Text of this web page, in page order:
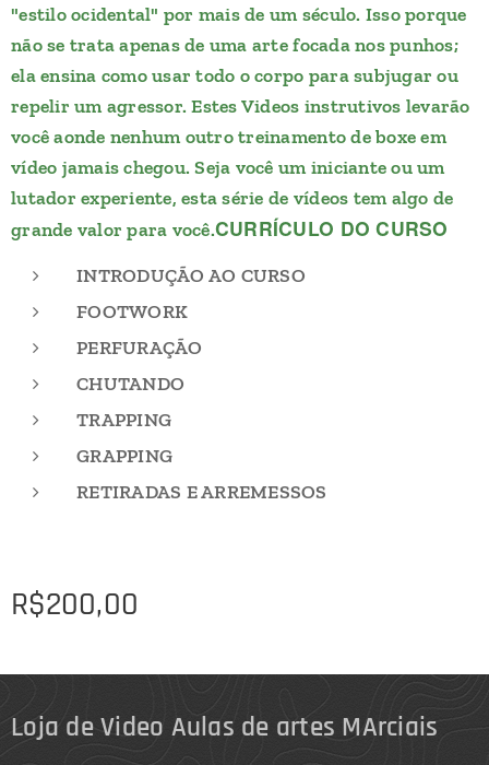
"estilo ocidental" por mais de um século. Isso porque
não se trata apenas de uma arte focada nos punhos;
ela ensina como usar todo o corpo para subjugar ou
repelir um agressor. Estes Videos instrutivos levarão
você aonde nenhum outro treinamento de boxe em
vídeo jamais chegou. Seja você um iniciante ou um
lutador experiente, esta série de vídeos tem algo de
grande valor para você.CURRÍCULO DO CURSO
INTRODUÇÃO AO CURSO
FOOTWORK
PERFURAÇÃO
CHUTANDO
TRAPPING
GRAPPING
RETIRADAS E ARREMESSOS
R$200,00
Loja de Video Aulas de artes MArciais